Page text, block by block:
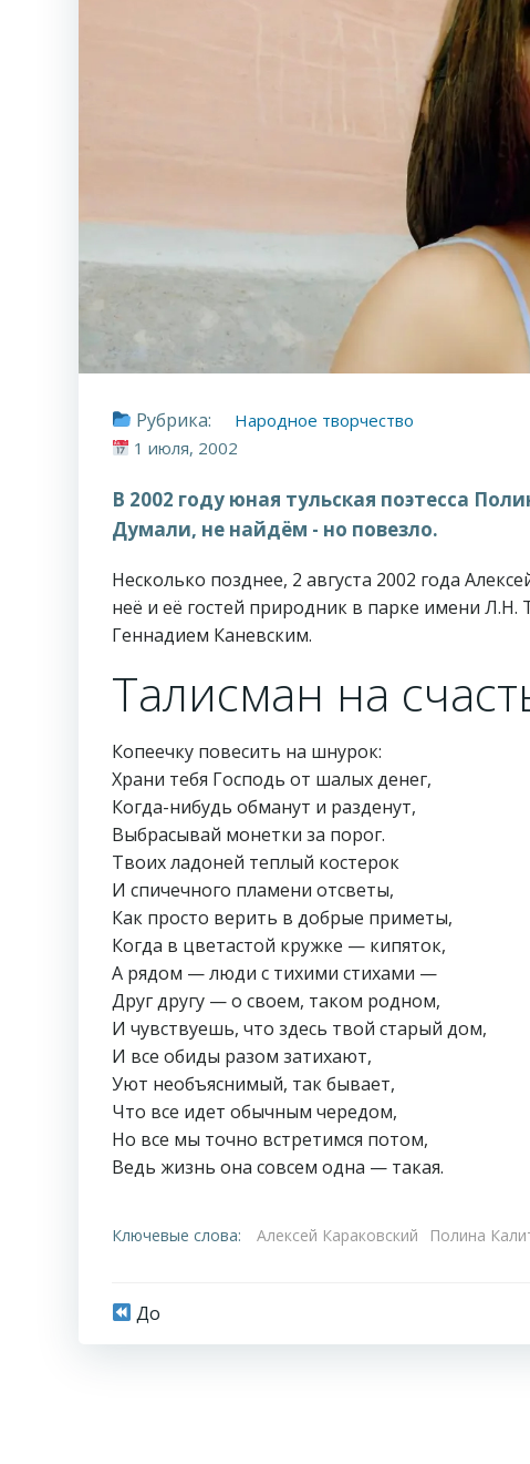
Рубрика:
Народное творчество
1 июля, 2002
В 2002 году юная тульская поэтесса
Думали, не найдём - но повезло.
Несколько позднее, 2 августа 2002 года
неё и её гостей природник в парке имени Л.Н.
Геннадием Каневским.
Талисман на
Копеечку повесить на шнурок:
Храни тебя Господь от шалых денег,
Когда-нибудь обманут и разденут,
Выбрасывай монетки за порог.
Твоих ладоней теплый костерок
И спичечного пламени отсветы,
Как просто верить в добрые приметы,
Когда в цветастой кружке — кипяток,
А рядом — люди с тихими стихами —
Друг другу — о своем, таком родном,
И чувствуешь, что здесь твой старый дом,
И все обиды разом затихают,
Уют необъяснимый, так бывает,
Что все идет обычным чередом,
Но все мы точно встретимся потом,
Ведь жизнь она совсем одна — такая.
Ключевые слова: Алексей Караковский Полина
Навигация
До